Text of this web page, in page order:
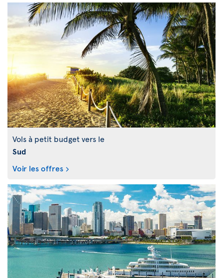
Vols à petit budget vers le
Sud
Voir les offres